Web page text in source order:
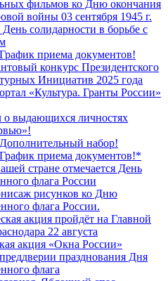
фильмов ко Дню окончания
войны 03 сентября 1945 г.
День солидарности в борьбе с
приема документов!
конкурс Президентского
Инициатив 2025 года
«Культура. Гранты России»
о выдающихся личностях
набор!
приема документов!*
стране отмечается День
флага России
рисунков ко Дню
флага России.
акция пройдёт на Главной
22 августа
акция «Окна России»
празднования Дня
флага